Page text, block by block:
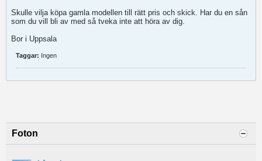
Skulle vilja köpa gamla modellen till rätt pris och skick. Har du en sån
som du vill bli av med så tveka inte att höra av dig.
Bor i Uppsala
Taggar: Ingen
Foton